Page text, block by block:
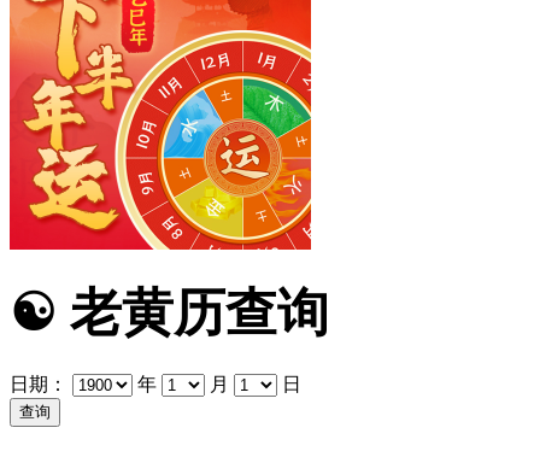
☯ 老黄历查询
日期： 年 月 日